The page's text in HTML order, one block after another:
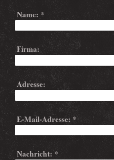
Name: *
Firma:
Adresse:
E-Mail-Adresse: *
Nachricht: *